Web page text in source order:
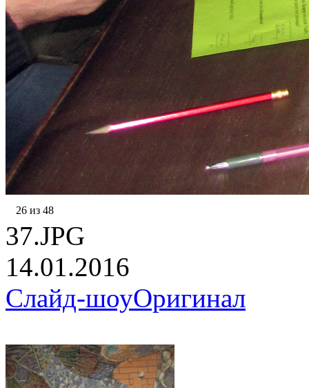
26 из 48
37.JPG
14.01.2016
Слайд-шоуОригинал